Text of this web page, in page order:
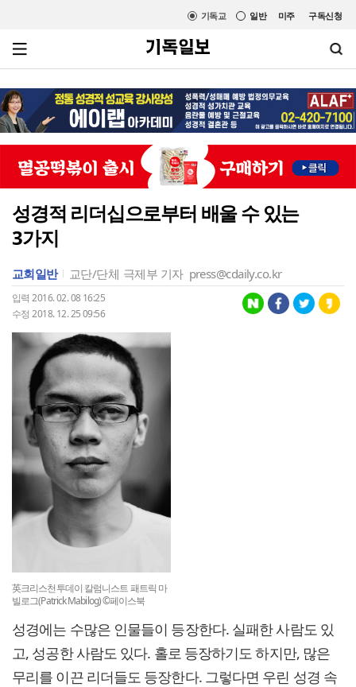
미주 구독신청
일반
기독교
성경적 리더십으로부터 배울 수 있는
3가지
교회일반 교단/단체 극제부 기자 press@cdaily.co.kr
입력 2016. 02. 08 16:25
수정 2018. 12. 25 09:56
英크리스천투데이 칼럼니스트 패트릭 마
빌로그(Patrick Mabilog) ©페이스북
성경에는 수많은 인물들이 등장한다. 실패한 사람도 있
고, 성공한 사람도 있다. 홀로 등장하기도 하지만, 많은
무리를 이끈 리더들도 등장한다. 그렇다면 우린 성경 속